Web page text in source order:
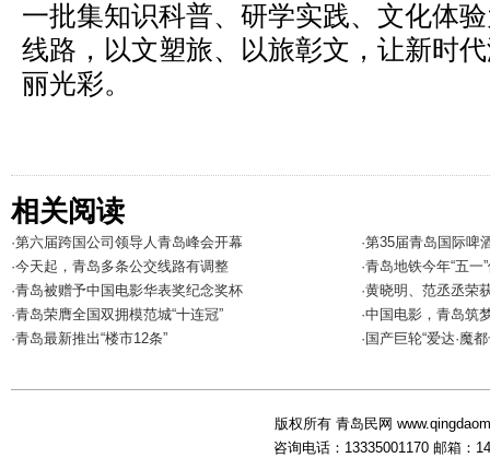
一批集知识科普、研学实践、文化体
线路，以文塑旅、以旅彰文，让新时
丽光彩。
相关阅读
·第六届跨国公司领导人青岛峰会开幕
·第35届青岛国际啤
·今天起，青岛多条公交线路有调整
·青岛地铁今年“五
·青岛被赠予中国电影华表奖纪念奖杯
·黄晓明、范丞丞荣
·青岛荣膺全国双拥模范城“十连冠”
·中国电影，青岛筑
·青岛最新推出“楼市12条”
·国产巨轮“爱达·魔
版权所有 青岛民网
咨询电话：13335001170 邮箱：